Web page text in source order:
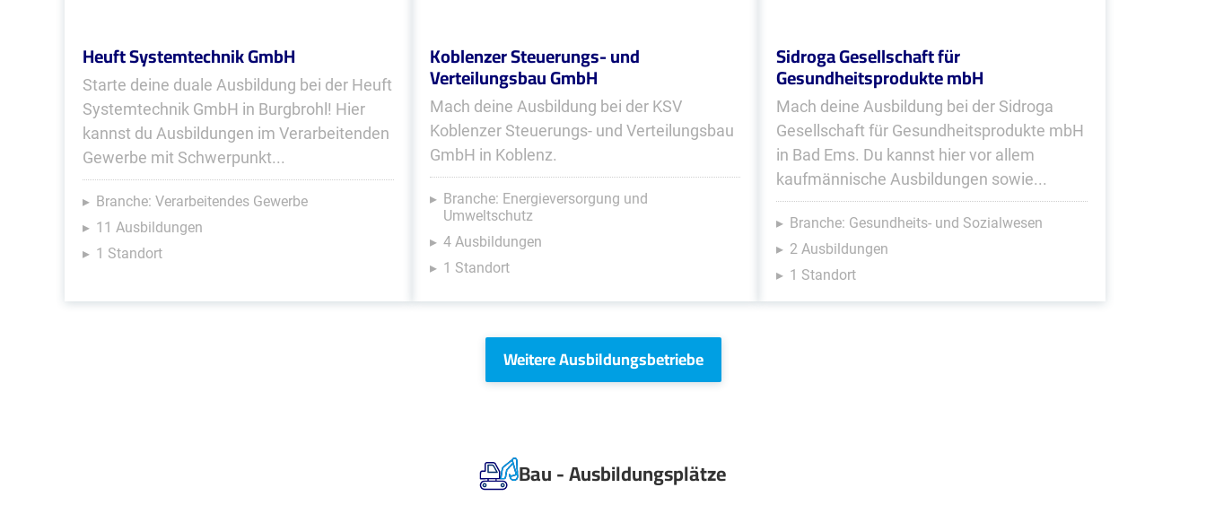
Heuft Systemtechnik GmbH
Starte deine duale Ausbildung bei der Heuft
Systemtechnik GmbH in Burgbrohl! Hier
kannst du Ausbildungen im Verarbeitenden
Gewerbe mit Schwerpunkt...
Branche: Verarbeitendes Gewerbe
11 Ausbildungen
1 Standort
Koblenzer Steuerungs- und
Verteilungsbau GmbH
Mach deine Ausbildung bei der KSV
Koblenzer Steuerungs- und Verteilungsbau
GmbH in Koblenz.
Branche: Energieversorgung und
Umweltschutz
4 Ausbildungen
1 Standort
Sidroga Gesellschaft für
Gesundheitsprodukte mbH
Mach deine Ausbildung bei der Sidroga
Gesellschaft für Gesundheitsprodukte mbH
in Bad Ems. Du kannst hier vor allem
kaufmännische Ausbildungen sowie...
Branche: Gesundheits- und Sozialwesen
2 Ausbildungen
1 Standort
Weitere Ausbildungsbetriebe
Bau - Ausbildungsplätze